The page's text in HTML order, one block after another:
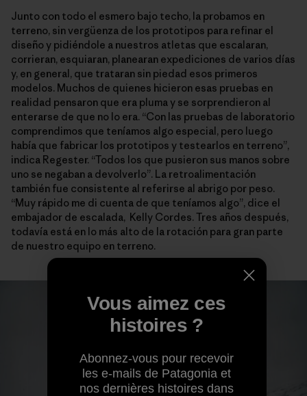
Junto con todo el esmero bajo techo, la probamos en
terreno, sin vergüenza de los prototipos para refinar el
diseño y pidiéndole a nuestros atletas que escalaran,
corrieran, esquiaran, planearan expediciones de varios días
y, en general, que trataran sin piedad esos primeros
modelos. Muchos de quienes hicieron esas pruebas en
realidad pensaron que era pluma y se sorprendieron al
enterarse de que no lo era. “Con las pruebas de laboratorio
comprendimos que teníamos algo especial, pero luego
había que fabricar los prototipos y testearlos en terreno”,
indica Regester. “Todos los que pusieron sus manos sobre
uno se negaban a devolverlo”. La retroalimentación
también fue consistente al referirse al abrigo por peso.
“Muy rápido me di cuenta de que teníamos algo”, dice el
embajador de escalada, Kelly Cordes. Tres años después,
todavía está en lo más alto de la rotación para gran parte
de nuestro equipo en terreno.
Vous aimez ces
histoires ?
Abonnez-vous pour recevoir
les e-mails de Patagonia et
nos dernières histoires dans